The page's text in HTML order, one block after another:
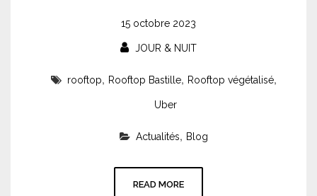
15 octobre 2023
JOUR & NUIT
rooftop, Rooftop Bastille, Rooftop végétalisé,
Uber
Actualités, Blog
READ MORE